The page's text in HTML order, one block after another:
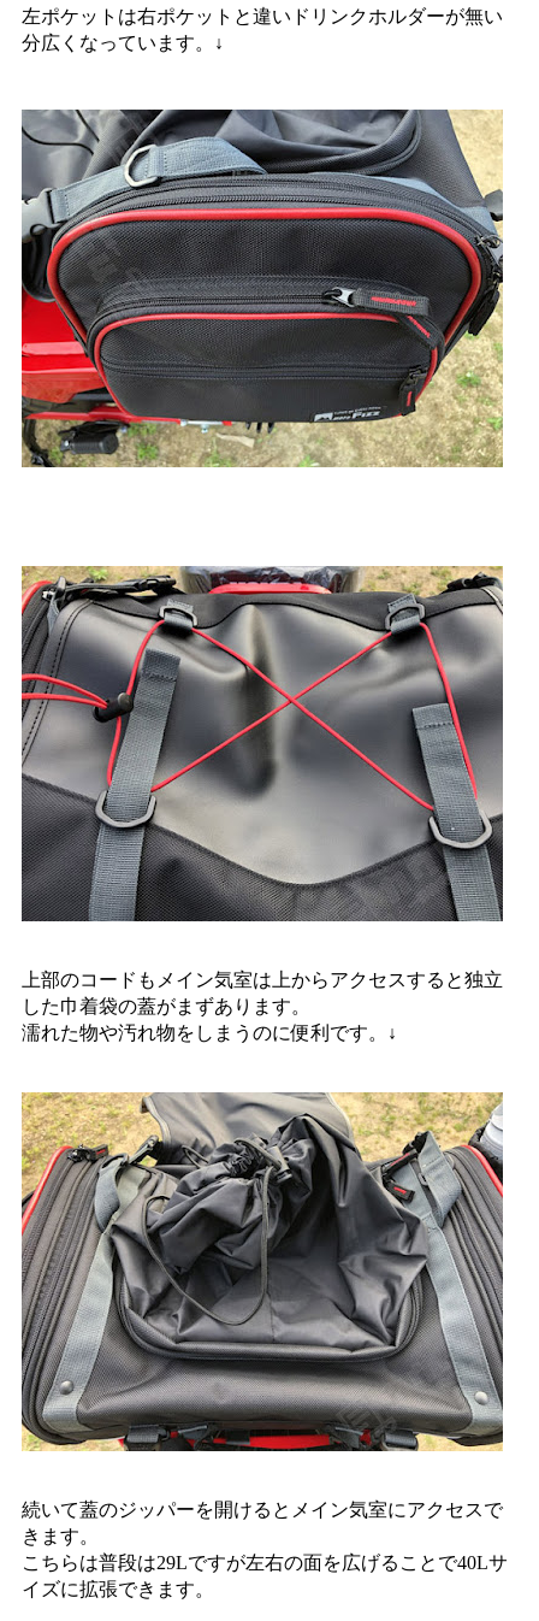
左ポケットは右ポケットと違いドリンクホルダーが無い
分広くなっています。↓
上部のコードもメイン気室は上からアクセスすると独立
した巾着袋の蓋がまずあります。
濡れた物や汚れ物をしまうのに便利です。↓
続いて蓋のジッパーを開けるとメイン気室にアクセスで
きます。
こちらは普段は29Lですが左右の面を広げることで40Lサ
イズに拡張できます。